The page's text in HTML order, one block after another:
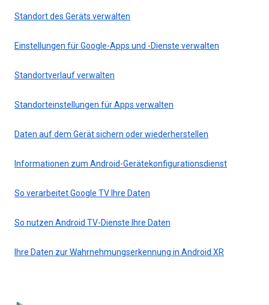
Standort des Geräts verwalten
Einstellungen für Google-Apps und -Dienste verwalten
Standortverlauf verwalten
Standorteinstellungen für Apps verwalten
Daten auf dem Gerät sichern oder wiederherstellen
Informationen zum Android-Gerätekonfigurationsdienst
So verarbeitet Google TV Ihre Daten
So nutzen Android TV-Dienste Ihre Daten
Ihre Daten zur Wahrnehmungserkennung in Android XR